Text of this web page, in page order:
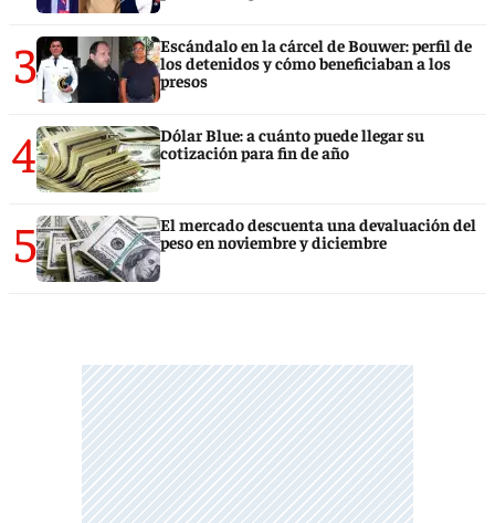
3
Escándalo en la cárcel de Bouwer: perfil de
los detenidos y cómo beneficiaban a los
presos
4
Dólar Blue: a cuánto puede llegar su
cotización para fin de año
5
El mercado descuenta una devaluación del
peso en noviembre y diciembre